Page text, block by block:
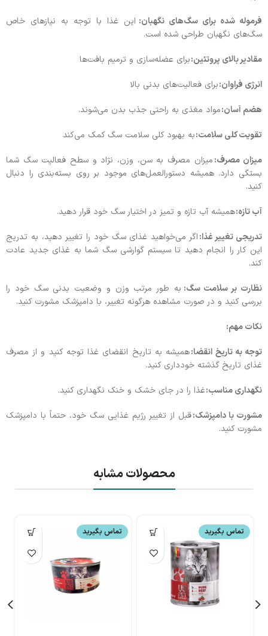
فرموله شده برای سگ‌های نگهبان: این غذا با توجه به نیازهای خاص
سگ‌های نگهبان طراحی شده است.
مقادیر بالای پروتئین:برای عضله‌سازی و ترمیم بافت‌ها
انرژی فراوان:برای فعالیت‌های بدنی بالا
هضم آسان:مواد مغذی به راحتی جذب بدن می‌شوند.
تقویت کلی سلامت:به بهبود کلی سلامت سگ کمک می‌کند
میزان مصرف:میزان مصرف به سن، وزن، نژاد و سطح فعالیت سگ شما
بستگی دارد. همیشه دستورالعمل‌های موجود بر روی بسته‌بندی را دنبال
کنید.
آب تازه:همیشه آب تازه و تمیز در اختیار سگ خود قرار دهید.
تدریجی تغییر غذا:اگر می‌خواهید غذای سگ خود را تغییر دهید، به تدریج
این کار را انجام دهید تا سیستم گوارشی سگ شما به غذای جدید عادت
کند.
نظارت بر سلامت سگ: به طور مرتب وزن و وضعیت بدنی سگ خود را
بررسی کنید و در صورت مشاهده هرگونه تغییر، با دامپزشک مشورت کنید.
نکات مهم:
توجه به تاریخ انقضا:همیشه به تاریخ انقضای غذا توجه کنید و از مصرف
غذای تاریخ گذشته خودداری کنید.
نگهداری مناسب:غذا را در جای خشک و خنک نگهداری کنید.
مشورت با دامپزشک:قبل از تغییر رژیم غذایی سگ خود، حتماً با دامپزشک
مشورت کنید.
محصولات مشابه
تماس بگیرید تماس بگیرید